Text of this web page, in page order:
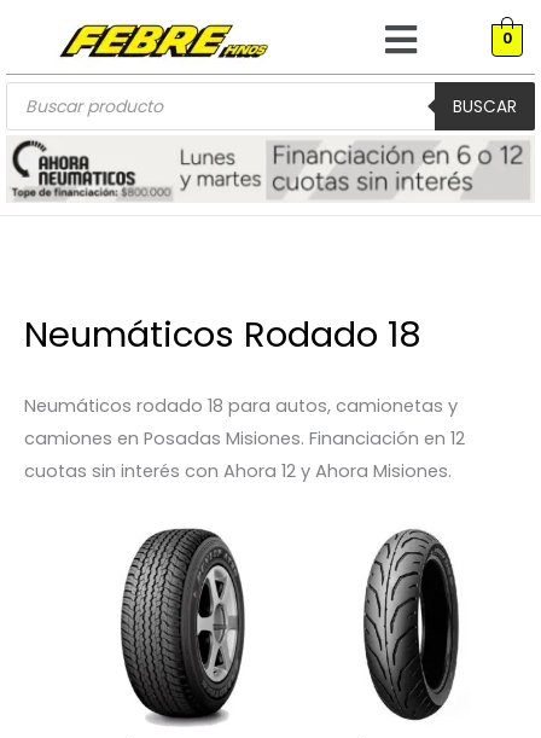
contenido
Menú 0
Búsqueda
de
productos
BUSCAR
Neumáticos Rodado 18
Neumáticos rodado 18 para autos, camionetas y
camiones en Posadas Misiones. Financiación en 12
cuotas sin interés con Ahora 12 y Ahora Misiones.